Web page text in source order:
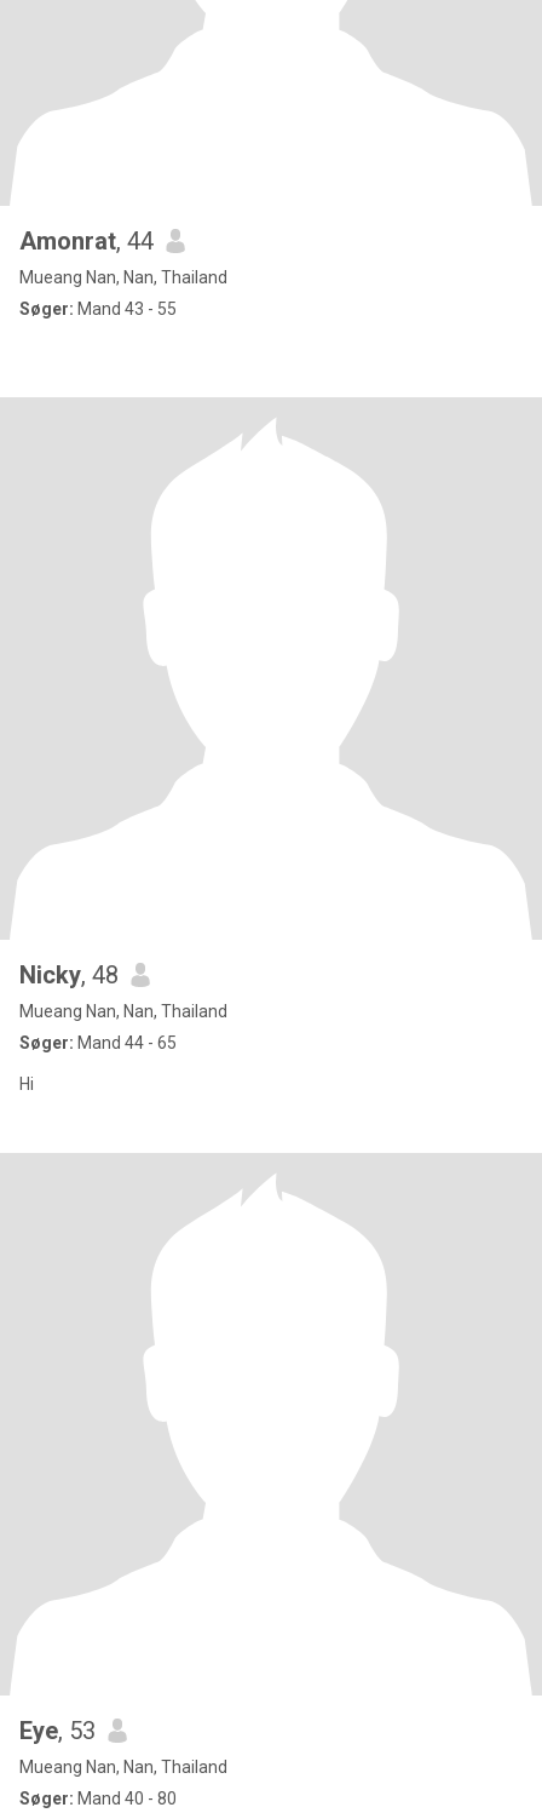
Amonrat, 44
Mueang Nan, Nan, Thailand
Søger: Mand 43 - 55
Nicky, 48
Mueang Nan, Nan, Thailand
Søger: Mand 44 - 65
Hi
Eye, 53
Mueang Nan, Nan, Thailand
Søger: Mand 40 - 80